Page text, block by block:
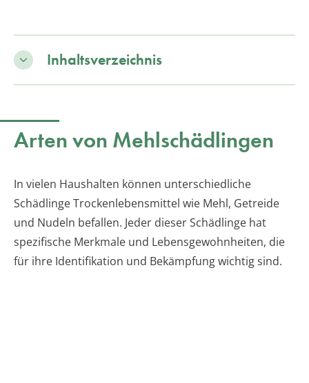
Inhaltsverzeichnis
Arten von Mehlschädlingen
In vielen Haushalten können unterschiedliche
Schädlinge Trockenlebensmittel wie Mehl, Getreide
und Nudeln befallen. Jeder dieser Schädlinge hat
spezifische Merkmale und Lebensgewohnheiten, die
für ihre Identifikation und Bekämpfung wichtig sind.